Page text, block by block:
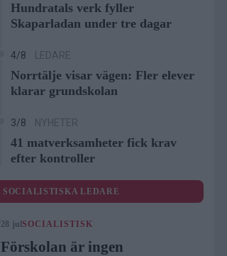
Hundratals verk fyller
Skaparladan under tre dagar
4/8 LEDARE
Norrtälje visar vägen: Fler elever
klarar grundskolan
3/8 NYHETER
41 matverksamheter fick krav
efter kontroller
SOCIALISTISKA LEDARE
28 jul SOCIALISTISK
Förskolan är ingen